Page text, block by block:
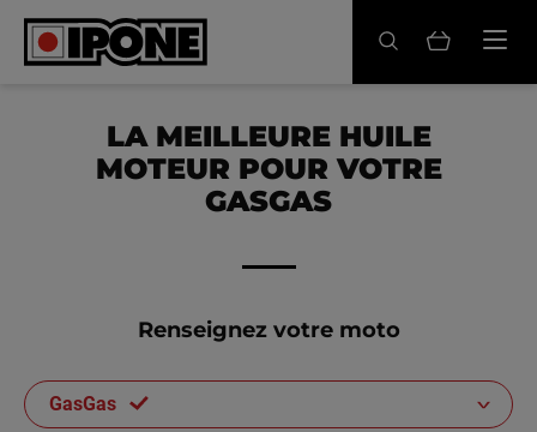
Ipone
HUILES MOTEUR
ENTRETIEN
Revendeurs
LA MEILLEURE HUILE
MOTEUR POUR VOTRE
GASGAS
Renseignez votre moto
GasGas